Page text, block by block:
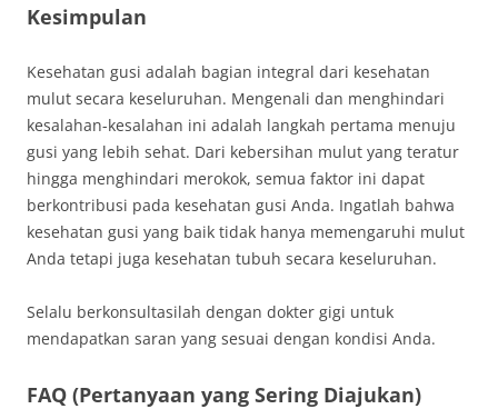
Kesimpulan
Kesehatan gusi adalah bagian integral dari kesehatan
mulut secara keseluruhan. Mengenali dan menghindari
kesalahan-kesalahan ini adalah langkah pertama menuju
gusi yang lebih sehat. Dari kebersihan mulut yang teratur
hingga menghindari merokok, semua faktor ini dapat
berkontribusi pada kesehatan gusi Anda. Ingatlah bahwa
kesehatan gusi yang baik tidak hanya memengaruhi mulut
Anda tetapi juga kesehatan tubuh secara keseluruhan.
Selalu berkonsultasilah dengan dokter gigi untuk
mendapatkan saran yang sesuai dengan kondisi Anda.
FAQ (Pertanyaan yang Sering Diajukan)